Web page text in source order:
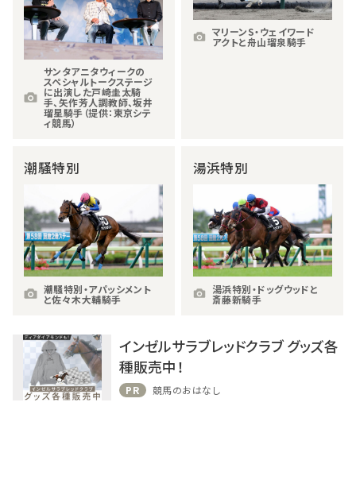
サンタアニタウィークの
スペシャルトークステージ
に出演した戸崎圭太騎
手、矢作芳人調教師、坂井
瑠星騎手（提供：東京シテ
ィ競馬）
マリーンS・ウェイワード
アクトと舟山瑠泉騎手
潮騒特別
潮騒特別・アパッシメント
と佐々木大輔騎手
湯浜特別
湯浜特別・ドッグウッドと
斎藤新騎手
インゼルサラブレッドクラブ グッズ各
種販売中！
PR 競馬のおはなし